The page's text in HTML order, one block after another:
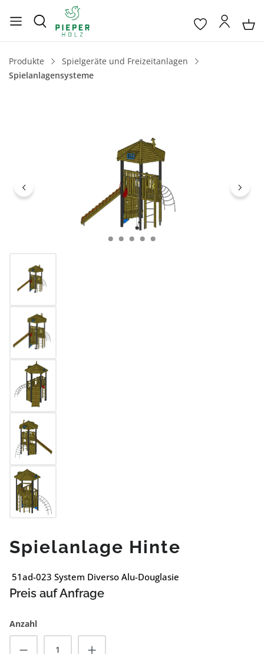
Produkte
Spielgeräte und Freizeitanlagen
Spielanlagensysteme
Spielanlage Hinte
51ad-023 System Diverso Alu-Douglasie
Preis auf Anfrage
Anzahl
Produkt Anzahl: Gib den gewünschten